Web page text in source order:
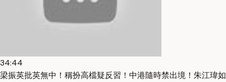
34:44
梁振英批英無中！稱扮高檔疑反習！中港隨時禁出境！朱江瑋如